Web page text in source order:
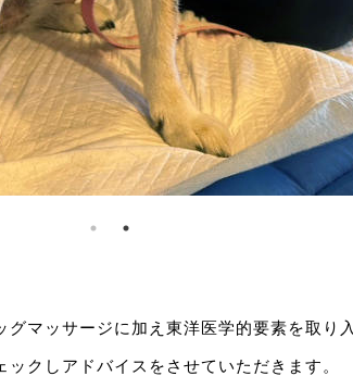
グマッサージに加え東洋医学的要素を取り
クしアドバイスをさせていただきます。